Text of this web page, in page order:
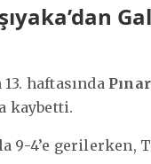
13. haftasında
kaybetti.
9-4’e